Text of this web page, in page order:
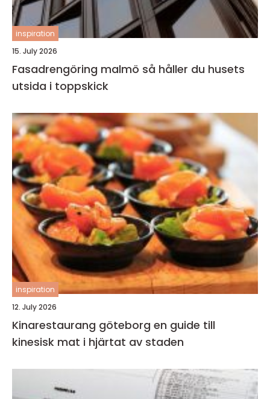
inspiration
15. July 2026
Fasadrengöring malmö så håller du husets
utsida i toppskick
inspiration
12. July 2026
Kinarestaurang göteborg en guide till
kinesisk mat i hjärtat av staden